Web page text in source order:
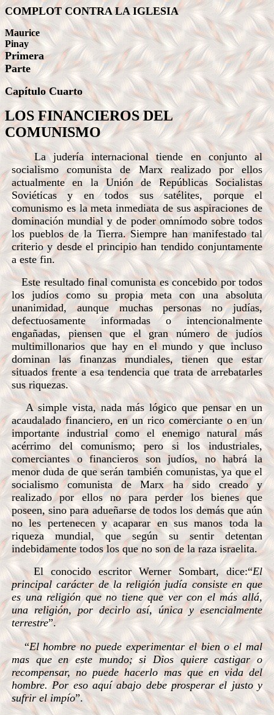
COMPLOT CONTRA LA IGLESIA
Maurice
Pinay
Primera
Parte
Capítulo Cuarto
LOS FINANCIEROS DEL
COMUNISMO
La judería internacional tiende en conjunto al
socialismo comunista de Marx realizado por ellos
actualmente en la Unión de Repúblicas Socialistas
Soviéticas y en todos sus satélites, porque el
comunismo es la meta inmediata de sus aspiraciones de
dominación mundial y de poder omnímodo sobre todos
los pueblos de la Tierra. Siempre han manifestado tal
criterio y desde el principio han tendido conjuntamente
a este fin.
Este resultado final comunista es concebido por todos
los judíos como su propia meta con una absoluta
unanimidad, aunque muchas personas no judías,
defectuosamente informadas o intencionalmente
engañadas, piensen que el gran número de judíos
multimillonarios que hay en el mundo y que incluso
dominan las finanzas mundiales, tienen que estar
situados frente a esa tendencia que trata de arrebatarles
sus riquezas.
A simple vista, nada más lógico que pensar en un
acaudalado financiero, en un rico comerciante o en un
importante industrial como el enemigo natural más
acérrimo del comunismo; pero si los industriales,
comerciantes o financieros son judíos, no habrá la
menor duda de que serán también comunistas, ya que el
socialismo comunista de Marx ha sido creado y
realizado por ellos no para perder los bienes que
poseen, sino para adueñarse de todos los demás que aún
no les pertenecen y acaparar en sus manos toda la
riqueza mundial, que según su sentir detentan
indebidamente todos los que no son de la raza israelita.
El conocido escritor Werner Sombart, dice:“El
principal carácter de la religión judía consiste en que
es una religión que no tiene que ver con el más allá,
una religión, por decirlo así, única y esencialmente
terrestre”.
“El hombre no puede experimentar el bien o el mal
mas que en este mundo; si Dios quiere castigar o
recompensar, no puede hacerlo mas que en vida del
hombre. Por eso aquí abajo debe prosperar el justo y
sufrir el impío”.